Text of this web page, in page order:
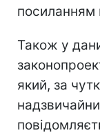
посиланням
Також у
який, за